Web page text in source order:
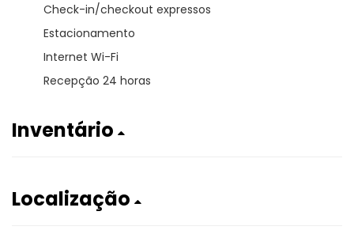
Check-in/checkout expressos
Estacionamento
Internet Wi-Fi
Recepção 24 horas
Inventário
Localização